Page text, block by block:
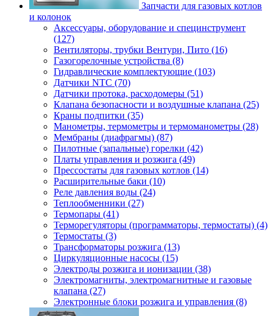
Запчасти для газовых котлов
и колонок
Аксессуары, оборудование и специнструмент
(127)
Вентиляторы, трубки Вентури, Пито (16)
Газогорелочные устройства (8)
Гидравлические комплектующие (103)
Датчики NTC (70)
Датчики протока, расходомеры (51)
Клапана безопасности и воздушные клапана (25)
Краны подпитки (35)
Манометры, термометры и термоманометры (28)
Мембраны (диафрагмы) (87)
Пилотные (запальные) горелки (42)
Платы управления и розжига (49)
Прессостаты для газовых котлов (14)
Расширительные баки (10)
Реле давления воды (24)
Теплообменники (27)
Термопары (41)
Терморегуляторы (программаторы, термостаты) (4)
Термостаты (3)
Трансформаторы розжига (13)
Циркуляционные насосы (15)
Электроды розжига и ионизации (38)
Электромагниты, электромагнитные и газовые
клапана (27)
Электронные блоки розжига и управления (8)